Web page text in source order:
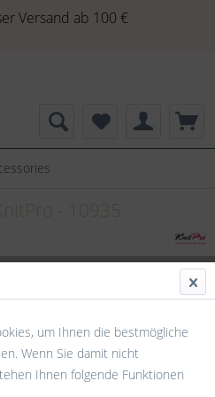
Versand ab 100 €
um Ihnen die bestmögliche
Wenn Sie damit nicht
Ihnen folgende Funktionen